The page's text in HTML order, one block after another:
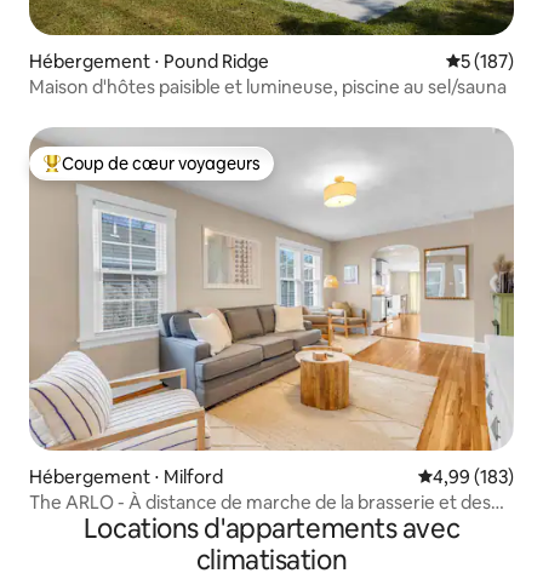
Hébergement ⋅ Pound Ridge Évaluation
5 (187)
Maison d'hôtes paisible et lumineuse, piscine au sel/sauna
Coups de cœur voyageurs les plus appréciés
Coup de cœur voyageurs
Hébergement ⋅ Milford Évaluation
4,99 (183)
The ARLO - À distance de marche de la brasserie et des
restaurantsLocations d'appartements avec
climatisation